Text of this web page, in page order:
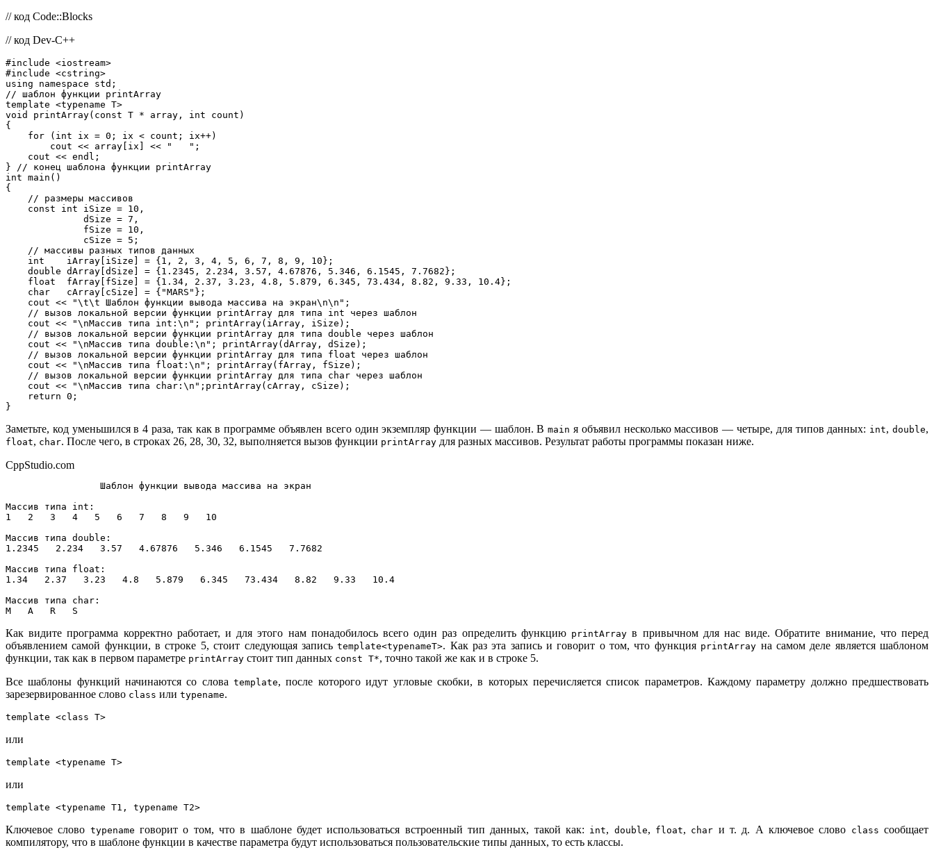
// код Code::Blocks
// код Dev-C++
#include <iostream>
#include <cstring>
using namespace std;
// шаблон функции printArray
template <typename T>
void printArray(const T * array, int count)
{
    for (int ix = 0; ix < count; ix++)
        cout << array[ix] << "   ";
    cout << endl;
} // конец шаблона функции printArray
int main()
{
    // размеры массивов
    const int iSize = 10,
              dSize = 7,
              fSize = 10,
              cSize = 5;
    // массивы разных типов данных
    int    iArray[iSize] = {1, 2, 3, 4, 5, 6, 7, 8, 9, 10};
    double dArray[dSize] = {1.2345, 2.234, 3.57, 4.67876, 5.346, 6.1545, 7.7682};
    float  fArray[fSize] = {1.34, 2.37, 3.23, 4.8, 5.879, 6.345, 73.434, 8.82, 9.33, 10.4};
    char   cArray[cSize] = {"MARS"};
    cout << "\t\t Шаблон функции вывода массива на экран\n\n";
    // вызов локальной версии функции printArray для типа int через шаблон
    cout << "\nМассив типа int:\n"; printArray(iArray, iSize);
    // вызов локальной версии функции printArray для типа double через шаблон
    cout << "\nМассив типа double:\n"; printArray(dArray, dSize);
    // вызов локальной версии функции printArray для типа float через шаблон
    cout << "\nМассив типа float:\n"; printArray(fArray, fSize);
    // вызов локальной версии функции printArray для типа char через шаблон
    cout << "\nМассив типа char:\n";printArray(cArray, cSize);
    return 0;
}
Заметьте, код уменьшился в 4 раза, так как в программе объявлен всего один экземпляр функции — шаблон. Вmain я объявил несколько массивов — четыре, для типов данных: int,double,
float, char. После чего, в строках 26, 28, 30, 32, выполняется вызов функции printArray для разных массивов. Результат работы программы показан ниже.
CppStudio.com
Массив типа int:
1   2   3   4   5   6   7   8   9   10
Массив типа double:
1.2345   2.234   3.57   4.67876   5.346   6.1545   7.7682
Массив типа float:
1.34   2.37   3.23   4.8   5.879   6.345   73.434   8.82   9.33   10.4
Массив типа char:
M   A   R   S
Как видите программа корректно работает, и для этого нам понадобилось всего один раз определить функцию printArray в привычном для нас виде. Обратите внимание, что перед
объявлением самой функции, в строке 5, стоит следующая записьtemplate<typenameT>. Как раз эта запись и говорит о том, что функция printArray на самом деле является шаблоном
функции, так как в первом параметре printArray стоит тип данных const T*, точно такой же как и в строке 5.
Все шаблоны функций начинаются со словаtemplate, после которого идут угловые скобки, в которых перечисляется список параметров. Каждому параметру должно предшествовать
зарезервированное слово class или typename.
template <class T>
или
template <typename T>
или
template <typename T1, typename T2>
Ключевое слово typename говорит о том, что в шаблоне будет использоваться встроенный тип данных, такой как: int, double, float, char и т. д. А ключевое слово class сообщает
компилятору, что в шаблоне функции в качестве параметра будут использоваться пользовательские типы данных, то есть классы.